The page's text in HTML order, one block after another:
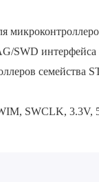
SWD
семейства
SWCLK, 3.3V,